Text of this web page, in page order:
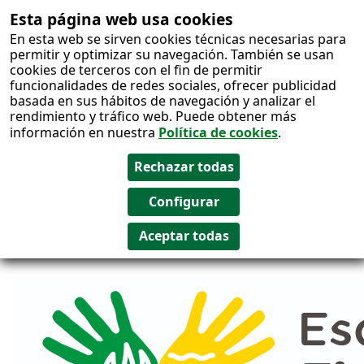
Esta página web usa cookies
En esta web se sirven cookies técnicas necesarias para
permitir y optimizar su navegación. También se usan
cookies de terceros con el fin de permitir
funcionalidades de redes sociales, ofrecer publicidad
basada en sus hábitos de navegación y analizar el
rendimiento y tráfico web. Puede obtener más
información en nuestra Política de cookies.
Salto al
contenido